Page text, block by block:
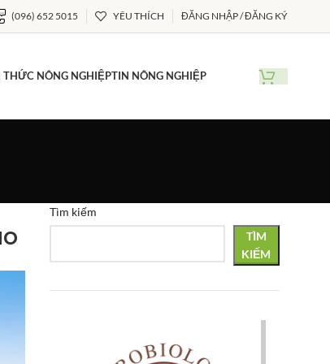
(096) 652 5015 YÊU THÍCH ĐĂNG NHẬP / ĐĂNG KÝ
THỨC NÔNG NGHIỆPTIN NÔNG NGHIỆP
Tìm kiếm
TÌM
KIẾM